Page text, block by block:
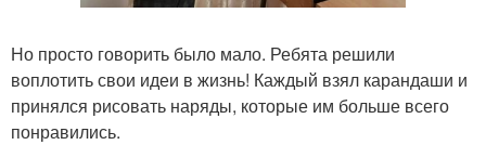
Но просто говорить было мало. Ребята решили
воплотить свои идеи в жизнь! Каждый взял карандаши и
принялся рисовать наряды, которые им больше всего
понравились.